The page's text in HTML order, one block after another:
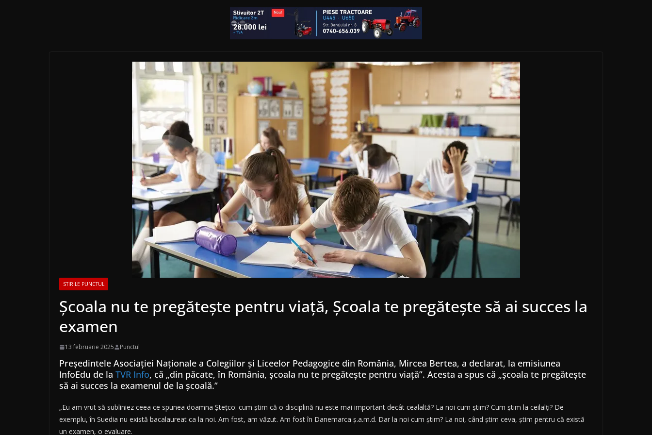
STIRILE PUNCTUL
Școala nu te pregătește pentru viață, Școala te pregătește să ai succes la
examen
13 februarie 2025 Punctul
Președintele Asociației Naționale a Colegiilor și Liceelor Pedagogice din România, Mircea Bertea, a declarat, la emisiunea
InfoEdu de la TVR Info, că „din păcate, în România, școala nu te pregătește pentru viață”. Acesta a spus că „școala te pregătește
să ai succes la examenul de la școală.”
„Eu am vrut să subliniez ceea ce spunea doamna Ștețco: cum știm că o disciplină nu este mai important decât cealaltă? La noi cum știm? Cum știm la ceilalți? De
exemplu, în Suedia nu există bacalaureat ca la noi. Am fost, am văzut. Am fost în Danemarca ș.a.m.d. Dar la noi cum știm? La noi, când știm ceva, știm pentru că există
un examen, o evaluare.